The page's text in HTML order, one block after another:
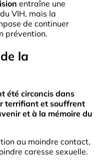
entraîne une
VIH, mais la
de continuer
prévention.
la
été circoncis dans
terrifiant et souffrent
et à la mémoire du
au moindre contact,
caresse sexuelle.